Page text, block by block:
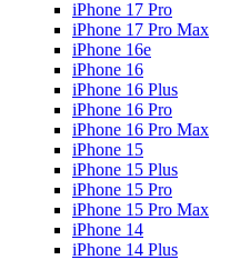
iPhone 17 Pro
iPhone 17 Pro Max
iPhone 16e
iPhone 16
iPhone 16 Plus
iPhone 16 Pro
iPhone 16 Pro Max
iPhone 15
iPhone 15 Plus
iPhone 15 Pro
iPhone 15 Pro Max
iPhone 14
iPhone 14 Plus